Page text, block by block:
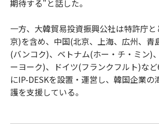
期待する"と話した。
一方、大韓貿易投資振興公社は特許庁
京)を含め、中国(北京、上海、広州、青
(バンコク)、ベトナム(ホー・チ・ミン)
ーヨーク)、ドイツ(フランクフルト)な
にIP-DESKを設置・運営し、韓国企業の
護を支援している。